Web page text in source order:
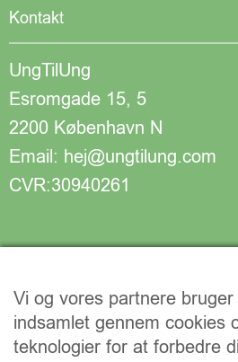
Kontakt
UngTilUng
Esromgade 15, 5
2200 København N
Email: hej@ungtilung.com
CVR:30940261
Vi og vores partnere
indsamlet gennem cookies
teknologier for at forbedre